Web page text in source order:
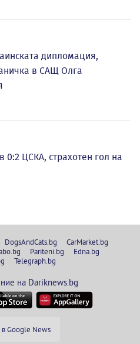
дипломация,
в САЩ Олга
ЦСКА, страхотен гол на
DogsAndCats.bg
CarMarket.bg
Pariteni.bg
Edna.bg
Telegraph.bg
на Dariknews.bg
в Google News